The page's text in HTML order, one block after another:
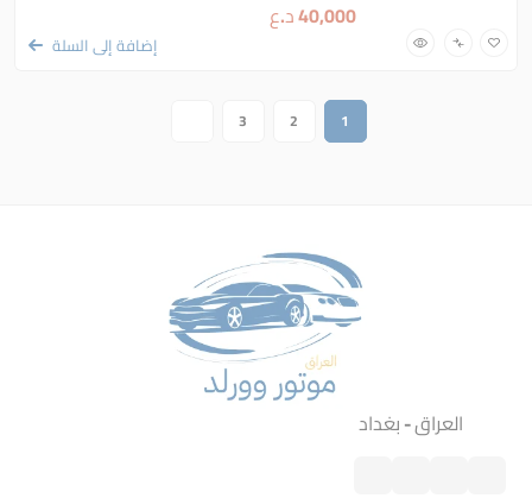
40,000د.ع
إضافة إلى السلة
1
2
3
العراق - بغداد